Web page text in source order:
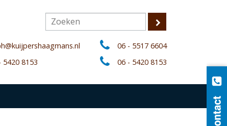
5420 8153
06 - 5517 6604
06 - 5420 8153